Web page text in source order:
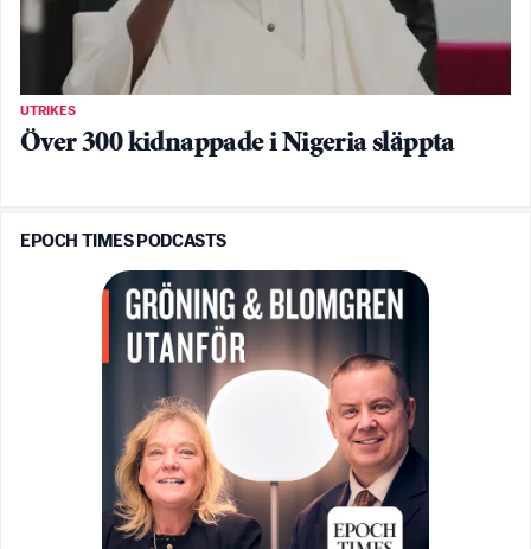
UTRIKES
Över 300 kidnappade i Nigeria släppta
EPOCH TIMES PODCASTS